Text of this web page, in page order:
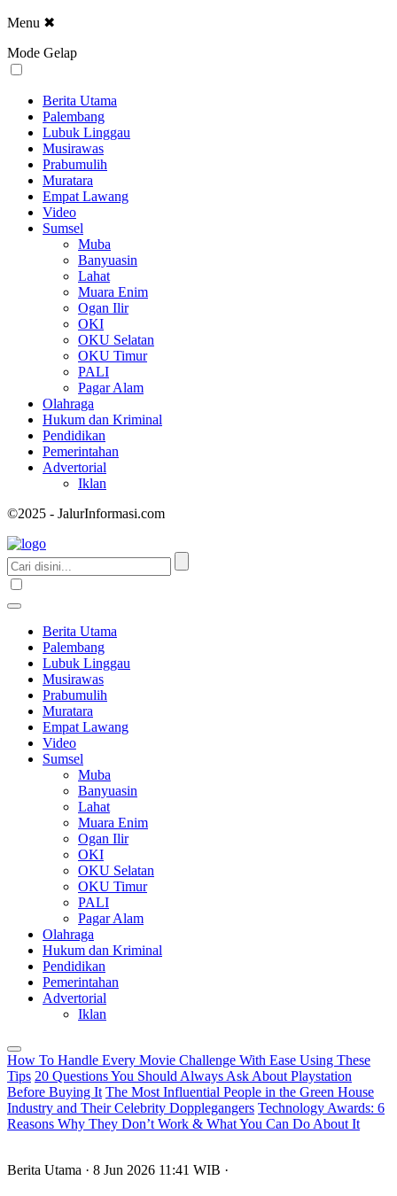
Menu ✖
Mode Gelap
Berita Utama
Palembang
Lubuk Linggau
Musirawas
Prabumulih
Muratara
Empat Lawang
Video
Sumsel
Muba
Banyuasin
Lahat
Muara Enim
Ogan Ilir
OKI
OKU Selatan
OKU Timur
PALI
Pagar Alam
Olahraga
Hukum dan Kriminal
Pendidikan
Pemerintahan
Advertorial
Iklan
©2025 - JalurInformasi.com
Berita Utama
Palembang
Lubuk Linggau
Musirawas
Prabumulih
Muratara
Empat Lawang
Video
Sumsel
Muba
Banyuasin
Lahat
Muara Enim
Ogan Ilir
OKI
OKU Selatan
OKU Timur
PALI
Pagar Alam
Olahraga
Hukum dan Kriminal
Pendidikan
Pemerintahan
Advertorial
Iklan
How To Handle Every Movie Challenge With Ease Using These
Tips 20 Questions You Should Always Ask About Playstation
Before Buying It The Most Influential People in the Green House
Industry and Their Celebrity Dopplegangers Technology Awards: 6
Reasons Why They Don’t Work & What You Can Do About It
Berita Utama · 8 Jun 2026 11:41 WIB ·